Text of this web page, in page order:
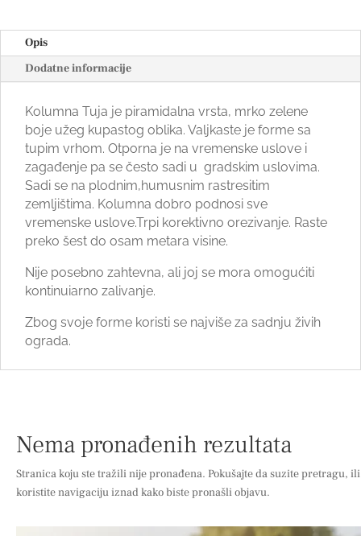
Opis
Dodatne informacije
Kolumna Tuja je piramidalna vrsta, mrko zelene
boje užeg kupastog oblika. Valjkaste je forme sa
tupim vrhom. Otporna je na vremenske uslove i
zagađenje pa se često sadi u gradskim uslovima.
Sadi se na plodnim,humusnim rastresitim
zemljištima. Kolumna dobro podnosi sve
vremenske uslove.Trpi korektivno orezivanje. Raste
preko šest do osam metara visine.
Nije posebno zahtevna, ali joj se mora omogućiti
kontinuiarno zalivanje.
Zbog svoje forme koristi se najviše za sadnju živih
ograda.
Nema pronađenih rezultata
Stranica koju ste tražili nije pronađena. Pokušajte da suzite pretragu, ili
koristite navigaciju iznad kako biste pronašli objavu.